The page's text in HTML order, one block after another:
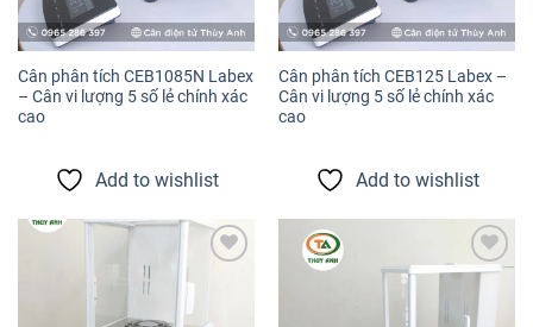
Cân phân tích CEB1085N Labex
– Cân vi lượng 5 số lẻ chính xác
cao
Add to wishlist
Cân phân tích CEB125 Labex –
Cân vi lượng 5 số lẻ chính xác
cao
Add to wishlist
Add to